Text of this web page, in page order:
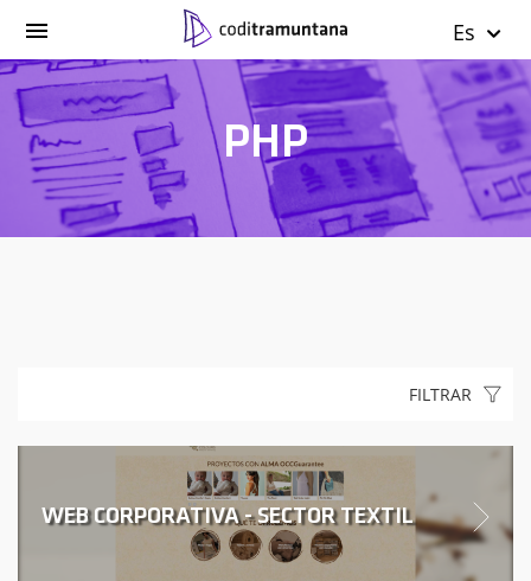
Es
PHP
FILTRAR
WEB CORPORATIVA - SECTOR TEXTIL